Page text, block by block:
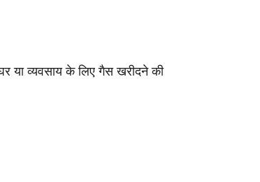
या व्यवसाय के लिए गैस खरीदने की